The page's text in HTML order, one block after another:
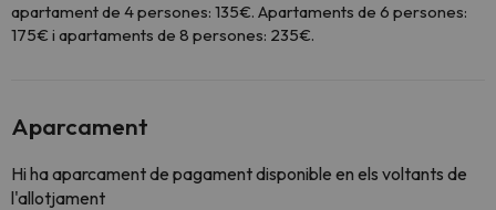
apartament de 4 persones: 135€. Apartaments de 6 persones:
175€ i apartaments de 8 persones: 235€.
Aparcament
Hi ha aparcament de pagament disponible en els voltants de
l'allotjament